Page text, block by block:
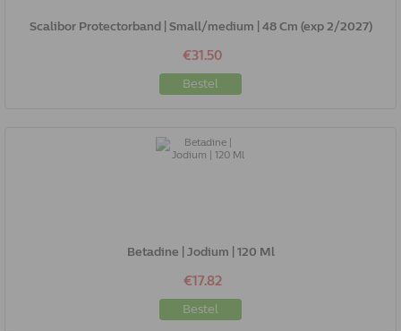
Scalibor Protectorband | Small/medium | 48 Cm (exp 2/2027)
€31.50
Bestel
Betadine | Jodium | 120 Ml
€17.82
Bestel